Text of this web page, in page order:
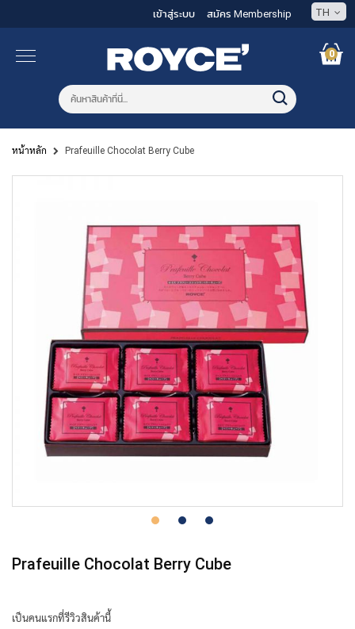
TH
เข้าสู่ระบบ สมัคร Membership
0
หน้าหลัก Prafeuille Chocolat Berry Cube
Prafeuille Chocolat Berry Cube
เป็นคนแรกที่รีวิวสินค้านี้